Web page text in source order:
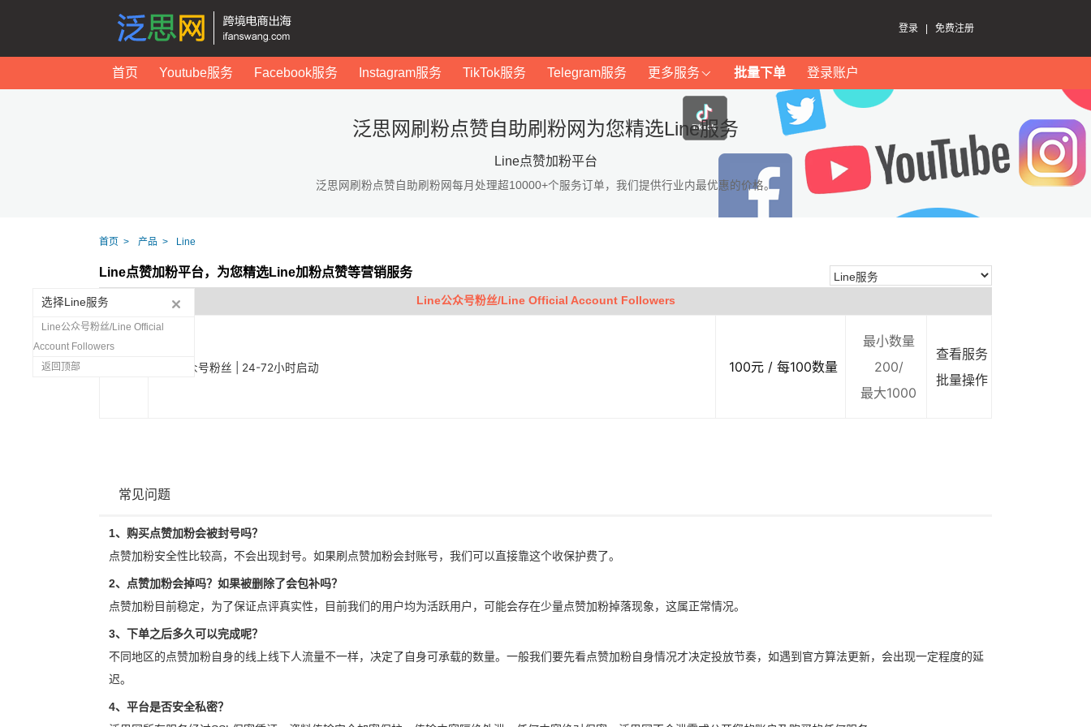
登录 免费注册
首页 Youtube服务 Facebook服务 Instagram服务 TikTok服务 Telegram服务 更多服务 批量下单 登录账户
泛思网刷粉点赞自助刷粉网为您精选Line服务
Line点赞加粉平台
泛思网刷粉点赞自助刷粉网每月处理超10000+个服务订单，我们提供行业内最优惠的价格。
首页 产品 Line
Line点赞加粉平台，为您精选Line加粉点赞等营销服务
Line公众号粉丝/Line Official Account Followers
Line公众号粉丝 | 24-72小时启动 100元 / 每100数量
最小数量
200/
最大1000
查看服务
批量操作
常见问题
1、购买点赞加粉会被封号吗？
点赞加粉安全性比较高，不会出现封号。如果刷点赞加粉会封账号，我们可以直接靠这个收保护费了。
2、点赞加粉会掉吗？如果被删除了会包补吗？
点赞加粉目前稳定，为了保证点评真实性，目前我们的用户均为活跃用户，可能会存在少量点赞加粉掉落现象，这属正常情况。
3、下单之后多久可以完成呢？
不同地区的点赞加粉自身的线上线下人流量不一样，决定了自身可承载的数量。一般我们要先看点赞加粉自身情况才决定投放节奏，如遇到官方算法更新，会出现一定程度的延
迟。
4、平台是否安全私密？
选择Line服务
Line公众号粉丝/Line Official
Account Followers
返回顶部